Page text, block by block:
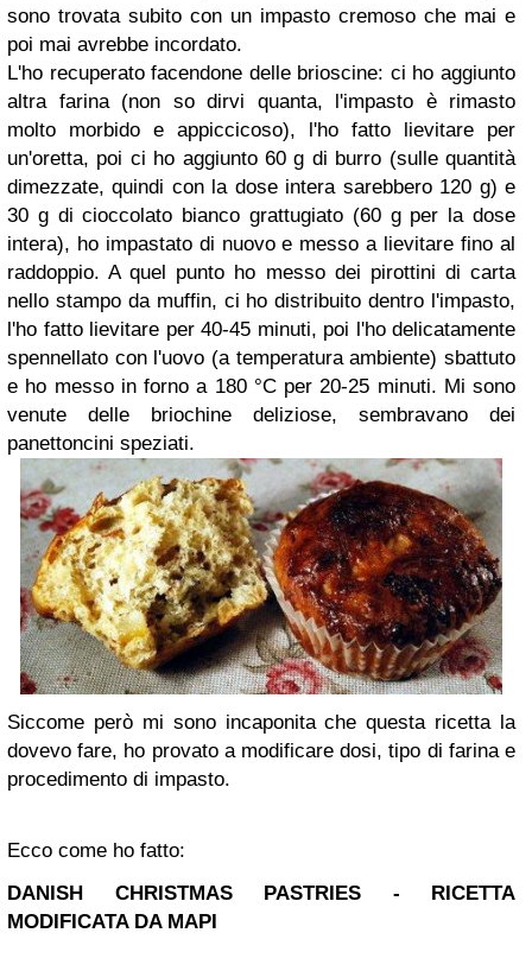
sono trovata subito con un impasto cremoso che mai e
poi mai avrebbe incordato.
L'ho recuperato facendone delle brioscine: ci ho aggiunto
altra farina (non so dirvi quanta, l'impasto è rimasto
molto morbido e appiccicoso), l'ho fatto lievitare per
un'oretta, poi ci ho aggiunto 60 g di burro (sulle quantità
dimezzate, quindi con la dose intera sarebbero 120 g) e
30 g di cioccolato bianco grattugiato (60 g per la dose
intera), ho impastato di nuovo e messo a lievitare fino al
raddoppio. A quel punto ho messo dei pirottini di carta
nello stampo da muffin, ci ho distribuito dentro l'impasto,
l'ho fatto lievitare per 40-45 minuti, poi l'ho delicatamente
spennellato con l'uovo (a temperatura ambiente) sbattuto
e ho messo in forno a 180 °C per 20-25 minuti. Mi sono
venute delle briochine deliziose, sembravano dei
panettoncini speziati.
Siccome però mi sono incaponita che questa ricetta la
dovevo fare, ho provato a modificare dosi, tipo di farina e
procedimento di impasto.
Ecco come ho fatto:
DANISH CHRISTMAS PASTRIES - RICETTA
MODIFICATA DA MAPI